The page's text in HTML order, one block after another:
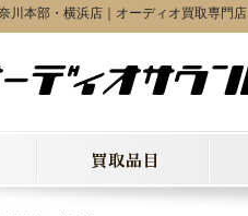
川本部・横浜店｜オーディオ買取専門店